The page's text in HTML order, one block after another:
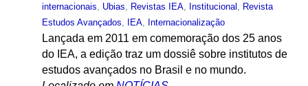
internacionais
Ubias Revistas IEA, Institucional
Revista
Estudos Avançados
IEA, Internacionalização
Lançada em 2011 em comemoração dos 25 anos
do IEA, a edição traz um dossiê sobre institutos de
estudos avançados no Brasil e no mundo.